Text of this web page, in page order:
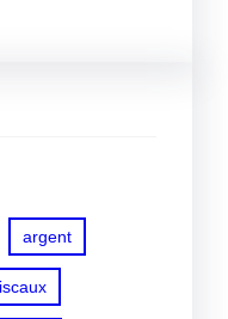
argent